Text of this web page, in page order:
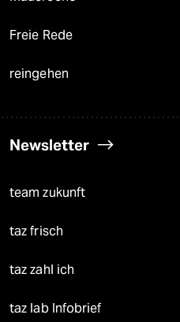
Freie Rede
reingehen
Newsletter
team zukunft
taz frisch
taz zahl ich
taz lab Infobrief